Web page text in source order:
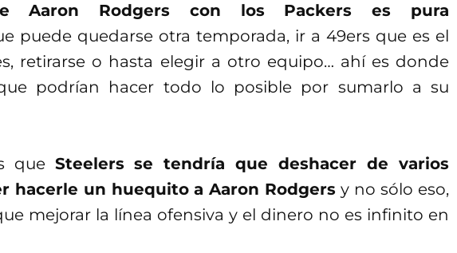
Aaron Rodgers con los Packers es pura
puede quedarse otra temporada, ir a 49ers que es el
retirarse o hasta elegir a otro equipo… ahí es donde
podrían hacer todo lo posible por sumarlo a su
que Steelers se tendría que deshacer de varios
hacerle un huequito a Aaron Rodgers y no sólo eso,
mejorar la línea ofensiva y el dinero no es infinito en